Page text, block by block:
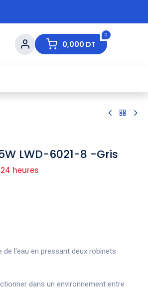
0
0,000 DT
LWD-6021-8 -Gris
heures
l'eau en pressant deux robinets
dans un environnement entre